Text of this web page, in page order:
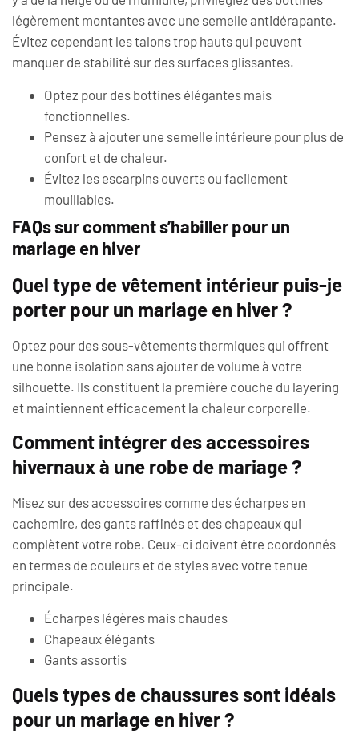
légèrement montantes avec une semelle antidérapante.
Évitez cependant les talons trop hauts qui peuvent
manquer de stabilité sur des surfaces glissantes.
Optez pour des bottines élégantes mais
fonctionnelles.
Pensez à ajouter une semelle intérieure pour plus de
confort et de chaleur.
Évitez les escarpins ouverts ou facilement
mouillables.
FAQs sur comment s’habiller pour un
mariage en hiver
Quel type de vêtement intérieur puis-je
porter pour un mariage en hiver ?
Optez pour des sous-vêtements thermiques qui offrent
une bonne isolation sans ajouter de volume à votre
silhouette. Ils constituent la première couche du layering
et maintiennent efficacement la chaleur corporelle.
Comment intégrer des accessoires
hivernaux à une robe de mariage ?
Misez sur des accessoires comme des écharpes en
cachemire, des gants raffinés et des chapeaux qui
complètent votre robe. Ceux-ci doivent être coordonnés
en termes de couleurs et de styles avec votre tenue
principale.
Écharpes légères mais chaudes
Chapeaux élégants
Gants assortis
Quels types de chaussures sont idéals
pour un mariage en hiver ?